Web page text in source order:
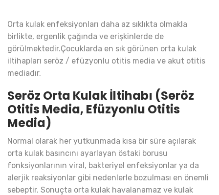
Orta kulak enfeksiyonları daha az sıklıkta olmakla
birlikte, ergenlik çağında ve erişkinlerde de
görülmektedir.Çocuklarda en sık görünen orta kulak
iltihapları seröz / efüzyonlu otitis media ve akut otitis
mediadır.
Seröz Orta Kulak İltihabı (Seröz
Otitis Media, Efüzyonlu Otitis
Media)
Normal olarak her yutkunmada kısa bir süre açılarak
orta kulak basıncını ayarlayan östaki borusu
fonksiyonlarının viral, bakteriyel enfeksiyonlar ya da
alerjik reaksiyonlar gibi nedenlerle bozulması en önemli
sebeptir. Sonuçta orta kulak havalanamaz ve kulak